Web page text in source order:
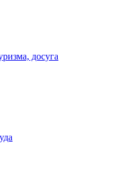
досуга